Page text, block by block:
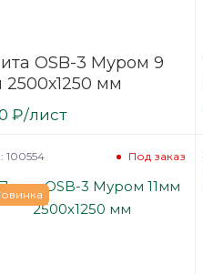
OSB-3 Муром 9
мм
₽/лист
Под заказ
100554